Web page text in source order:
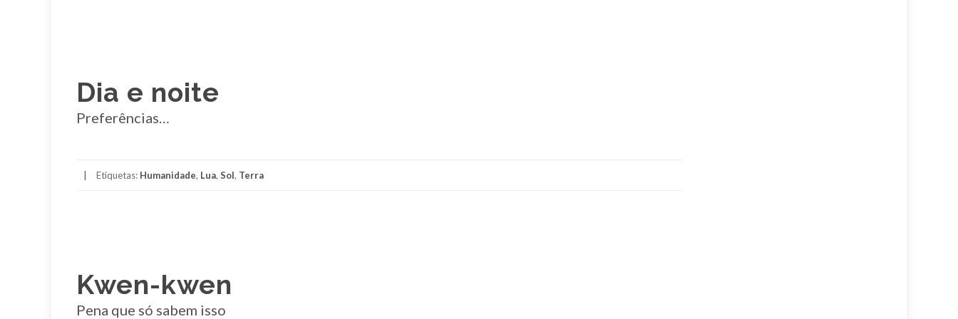
Dia e noite
Preferências…
Etiquetas: Humanidade, Lua, Sol, Terra
Kwen-kwen
Pena que só sabem isso